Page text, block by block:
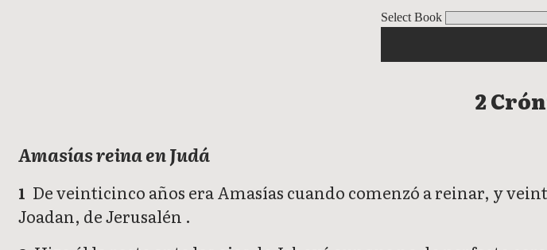
Select Book
2
Amasías reina en Judá
1 De veinticinco años era Amasías cuando comenzó a reinar, y
Joadan, de Jerusalén .